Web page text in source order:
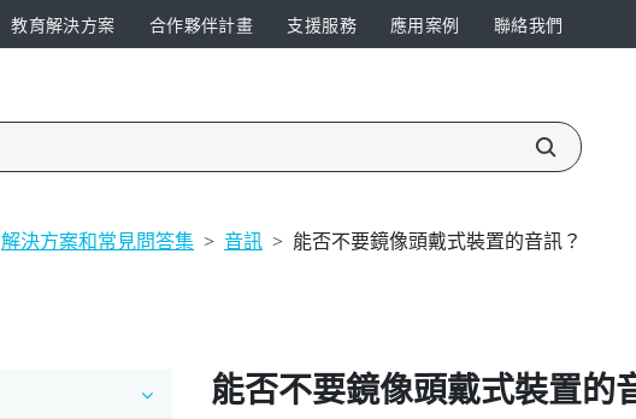
教育解決方案 合作夥伴計畫 支援服務 應用案例 聯絡我們
解決方案和常見問答集 > 音訊 > 能否不要鏡像頭戴式裝置的音訊？
能否不要鏡像頭戴式裝置的